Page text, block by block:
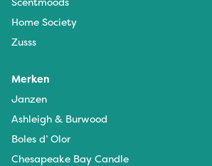
Home Society
Zusss
Merken
Janzen
Ashleigh & Burwood
Boles d’ Olor
Chesapeake Bay Candle